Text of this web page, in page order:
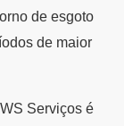
de esgoto
de maior
Serviços é